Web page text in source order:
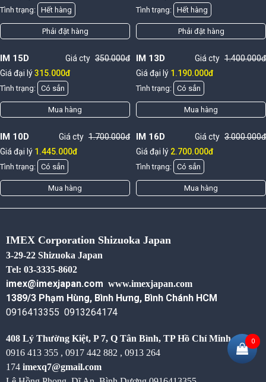
Tình trạng: Hết hàng
Phải đặt hàng
Tình trạng: Hết hàng
Phải đặt hàng
IM 15D Giá cty 350.000đ
Giá đại lý315.000đ
Tình trạng: Có sẳn
Mua hàng
IM 13D Giá cty 1.400.000đ
Giá đại lý 1.190.000đ
Tình trạng: Có sẳn
Mua hàng
IM 10D Giá cty 1.700.000đ
Giá đại lý 1.445.000đ
Tình trạng: Có sẳn
Mua hàng
IM 16D Giá cty 3.000.000đ
Giá đại lý 2.700.000đ
Tình trạng: Có sẳn
Mua hàng
IMEX Corporation Shizuoka Japan
3-29-22 Shizuoka Japan
Tel: 03-3335-8602
imex@imexjapan.com www.imexjapan.com
1389/3 Phạm Hùng, Bình Hưng, Bình Chánh HCM
0916413355 0913264174
408 Lý Thường Kiệt, P 7, Q Tân Bình, TP Hồ Chí Minh
0916 413 355 , 0917 442 882 , 0913 264
174 imexq7@gmail.com
0